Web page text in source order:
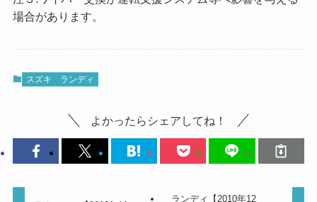
場合があります。
スズキ ランディ
よかったらシェアしてね！
ランディ【2010年12